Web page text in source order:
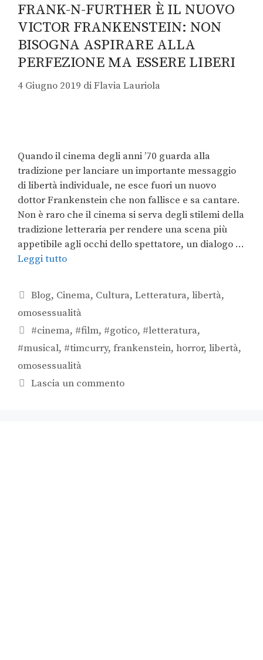
FRANK-N-FURTHER È IL NUOVO
VICTOR FRANKENSTEIN: NON
BISOGNA ASPIRARE ALLA
PERFEZIONE MA ESSERE LIBERI
4 Giugno 2019 diFlavia Lauriola
Quando il cinema degli anni ’70 guarda alla
tradizione per lanciare un importante messaggio
di libertà individuale, ne esce fuori un nuovo
dottor Frankenstein che non fallisce e sa cantare.
Non è raro che il cinema si serva degli stilemi della
tradizione letteraria per rendere una scena più
appetibile agli occhi dello spettatore, un dialogo …
Leggi tutto
Blog, Cinema, Cultura,Letteratura,libertà,
omosessualità
#cinema, #film, #gotico, #letteratura,
#musical, #timcurry, frankenstein, horror, libertà,
omosessualità
Lascia un commento